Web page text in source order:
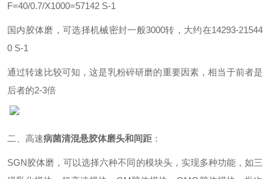
F=40/0.7/X1000=57142 S-1
国内胶体磨，可选择机械密封一般3000转，大约在14293-21544
0 S-1
通过转速比较可知，这是乳粉碎研磨的重要因素，相当于前者是
后者的2-3倍
二、高速病菌清混悬胶体磨头和间距 ：
SGN胶体磨，可以选择六种不同的模块头，实现多种功能，如三